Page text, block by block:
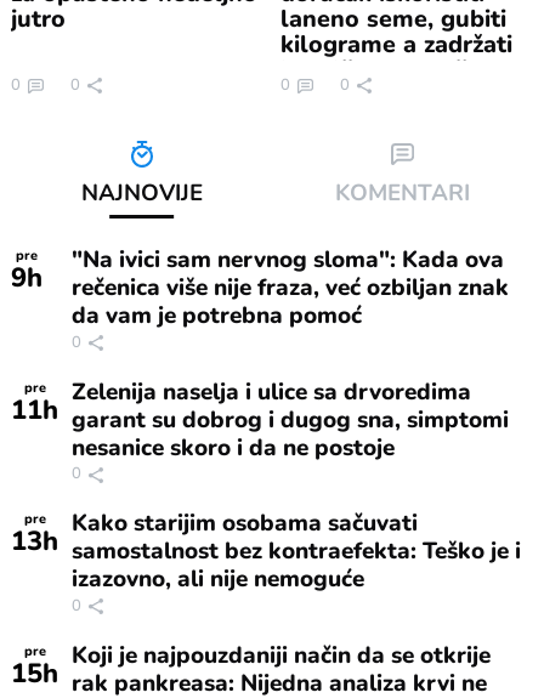
jutro
0 0
laneno seme, gubiti
kilograme a zadržati
hranljive materije
0 0
NAJNOVIJE KOMENTARI
pre
9h
"Na ivici sam nervnog sloma": Kada ova
rečenica više nije fraza, već ozbiljan znak
da vam je potrebna pomoć
0
pre
11h Zelenija naselja i ulice sa drvoredima
garant su dobrog i dugog sna, simptomi
nesanice skoro i da ne postoje
0
pre
13h Kako starijim osobama sačuvati
samostalnost bez kontraefekta: Teško je i
izazovno, ali nije nemoguće
0
pre
15h Koji je najpouzdaniji način da se otkrije
rak pankreasa: Nijedna analiza krvi ne